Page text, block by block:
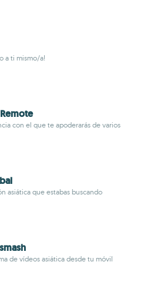
a ti mismo/a!
con el que te apoderarás de varios
asiática que estabas buscando
de vídeos asiática desde tu móvil